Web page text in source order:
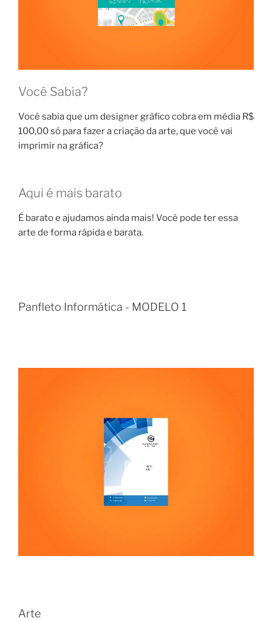
Você Sabia?
Você sabia que um designer gráfico cobra em média R$
100,00 só para fazer a criação da arte, que você vai
imprimir na gráfica?
Aqui é mais barato
É barato e ajudamos ainda mais! Você pode ter essa
arte de forma rápida e barata.
Panfleto Informática - MODELO 1
Arte